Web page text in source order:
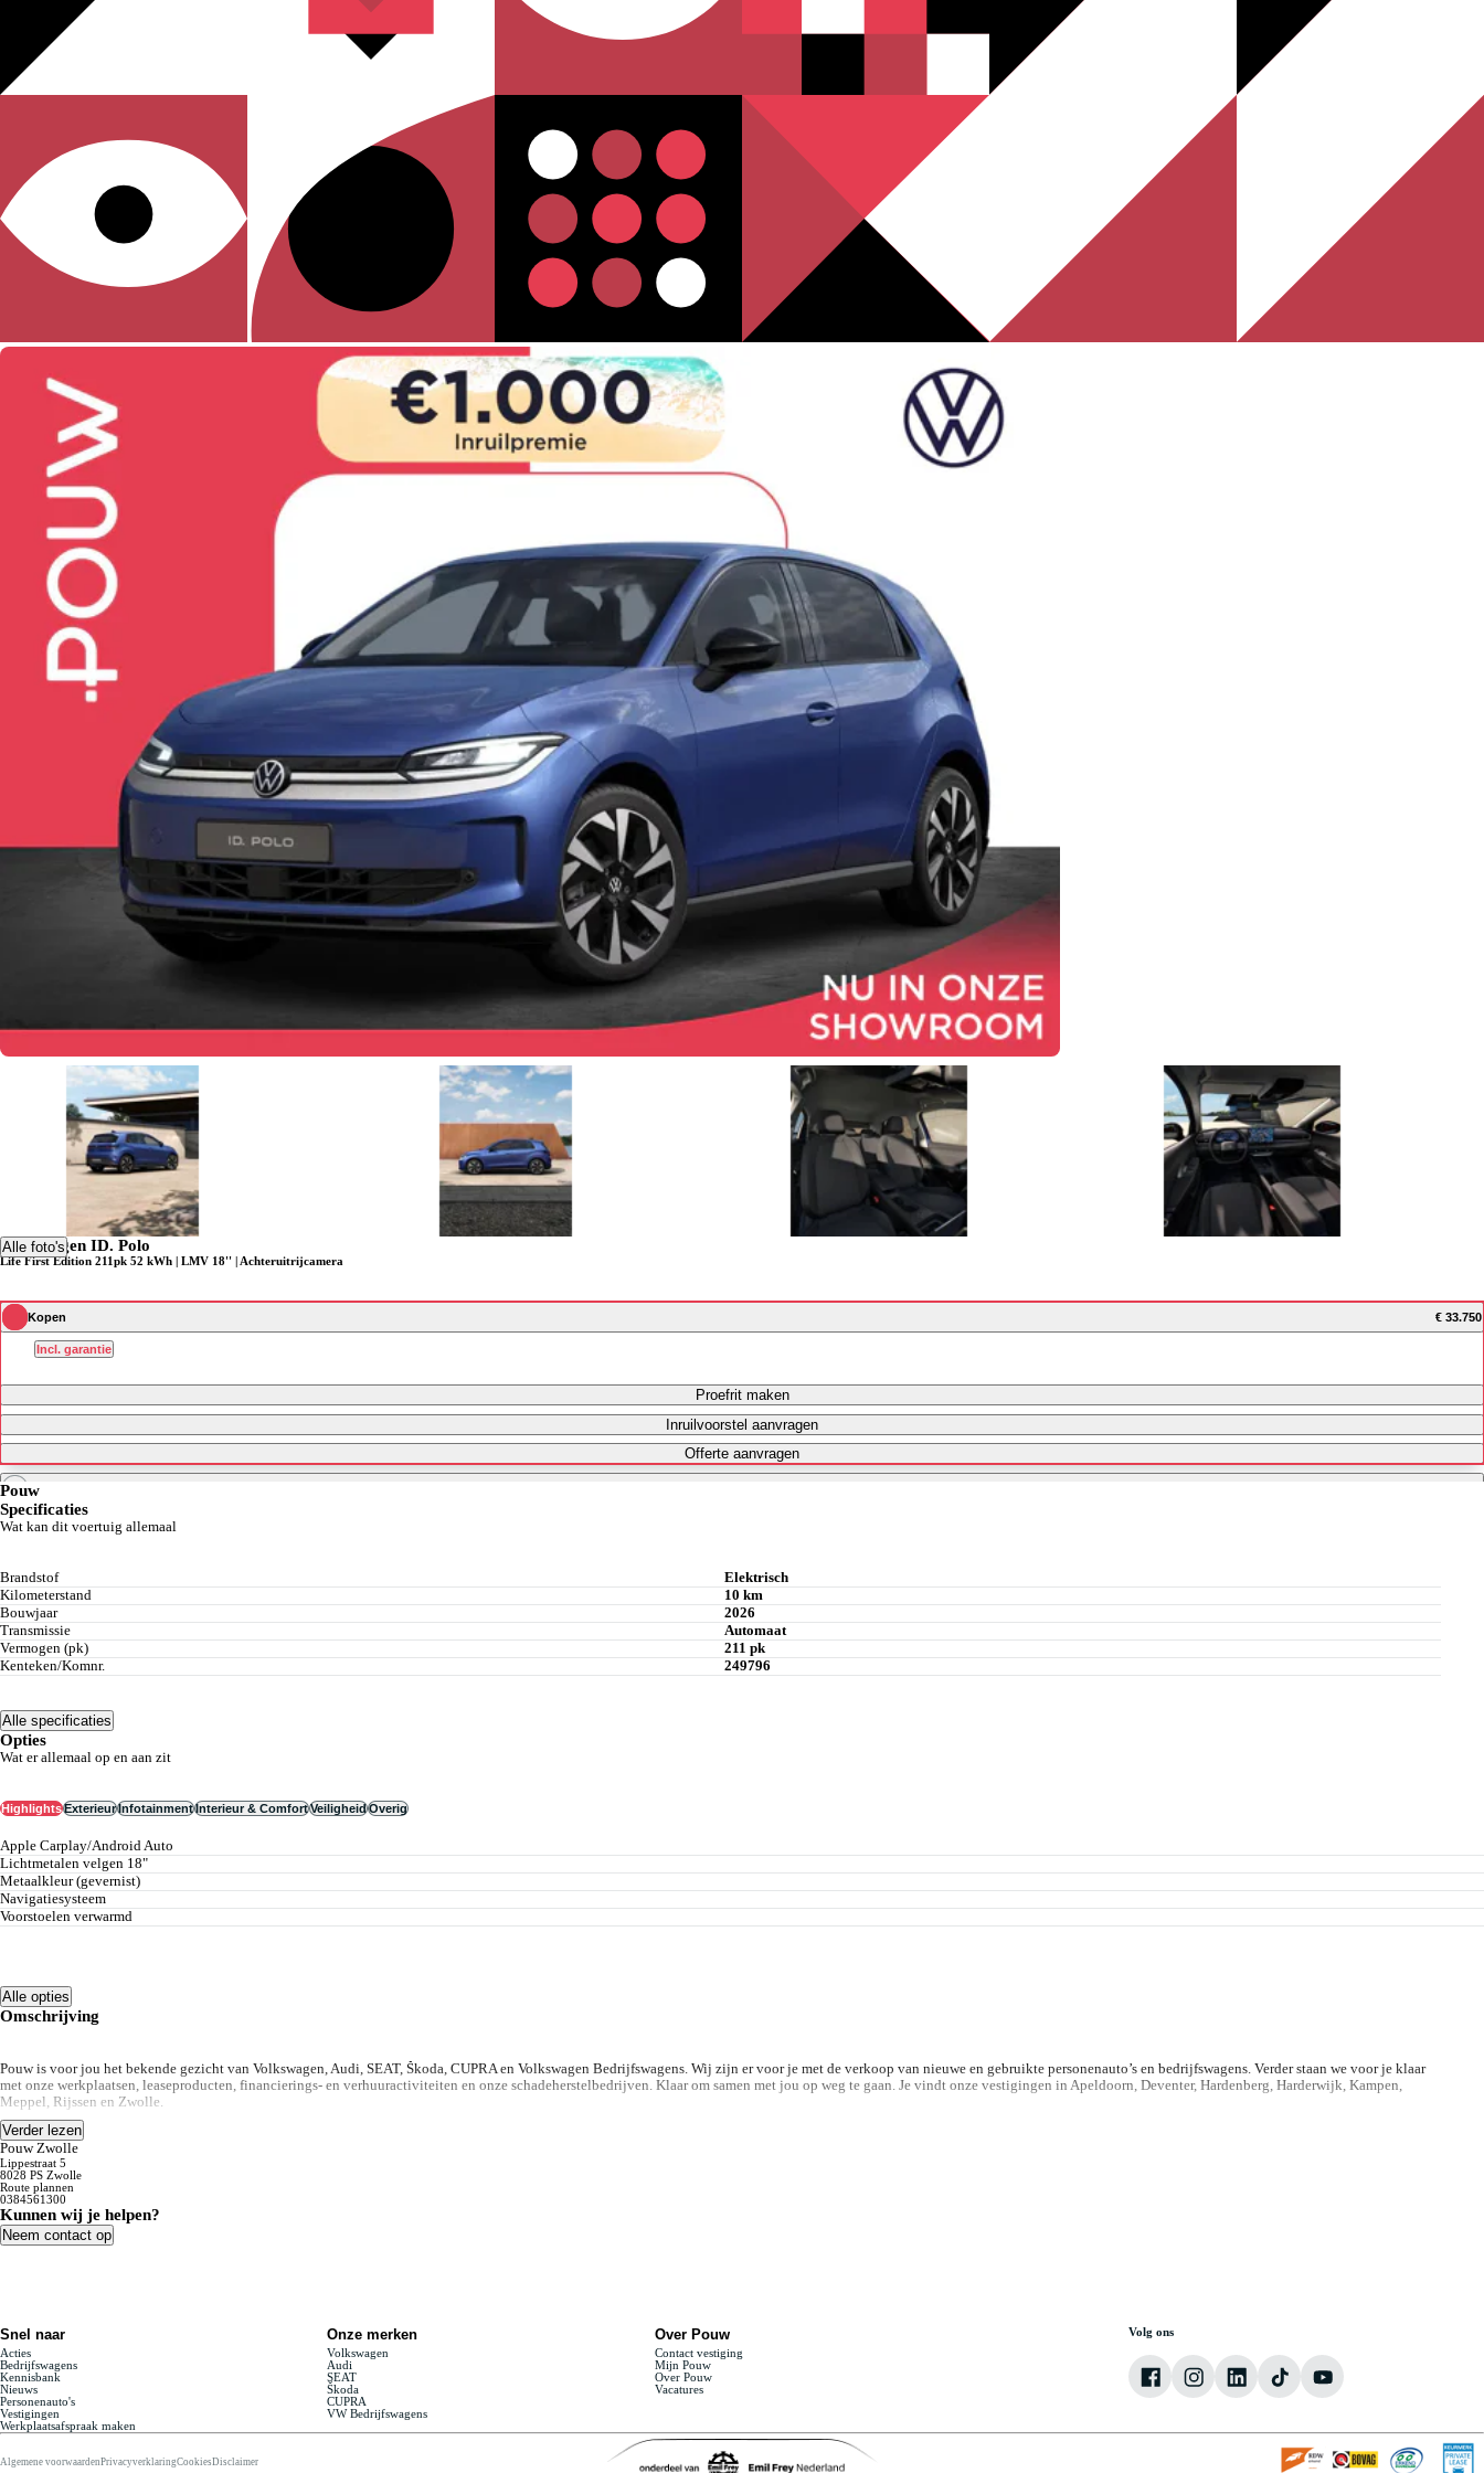
Bekijk de actie
Alle foto's
Volkswagen ID. Polo
Life First Edition 211pk 52 kWh | LMV 18'' | Achteruitrijcamera
Kopen € 33.750
Incl. garantie
Proefrit maken
Inruilvoorstel aanvragen
Offerte aanvragen
Zakelijk financieren vanaf
Pouw
Specificaties
Wat kan dit voertuig allemaal
Brandstof
Elektrisch
Kilometerstand
10 km
Bouwjaar
2026
Transmissie
Automaat
Vermogen (pk)
211 pk
Kenteken/Komnr.
249796
Alle specificaties
Opties
Wat er allemaal op en aan zit
HighlightsExterieurInfotainmentInterieur & ComfortVeiligheidOverig
Apple Carplay/Android Auto
lichtmetalen velgen 18"
metaalkleur (gevernist)
navigatiesysteem
voorstoelen verwarmd
Alle opties
Omschrijving
Pouw is voor jou het bekende gezicht van Volkswagen, Audi, SEAT, Škoda, CUPRA en Volkswagen Bedrijfswagens. Wij zijn er voor je met de verkoop van nieuwe en gebruikte personenauto’s en bedrijfswagens. Verder staan we voor je klaar
met onze werkplaatsen, leaseproducten, financierings- en verhuuractiviteiten en onze schadeherstelbedrijven. Klaar om samen met jou op weg te gaan. Je vindt onze vestigingen in Apeldoorn, Deventer, Hardenberg, Harderwijk, Kampen,
Meppel, Rijssen en Zwolle.
Verder lezen
Pouw Zwolle
Lippestraat 5
8028 PS Zwolle
Route plannen
0384561300
Kunnen wij je helpen?
Neem contact op
Snel naar
Acties
Bedrijfswagens
Kennisbank
Nieuws
Personenauto's
Vestigingen
Werkplaatsafspraak maken
Onze merken
Volkswagen
Audi
SEAT
Škoda
CUPRA
VW Bedrijfswagens
Over Pouw
Contact vestiging
Mijn Pouw
Over Pouw
Vacatures
Volg ons
Algemene voorwaardenPrivacyverklaringCookiesDisclaimer